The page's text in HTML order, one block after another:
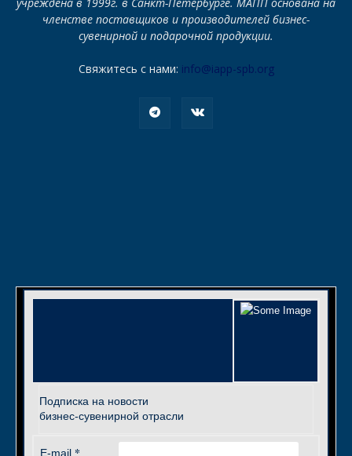
членстве поставщиков и производителей бизнес-
сувенирной и подарочной продукции.
Свяжитесь с нами: info@iapp-spb.org
Подписка на новости
бизнес-сувенирной отрасли
E-mail *